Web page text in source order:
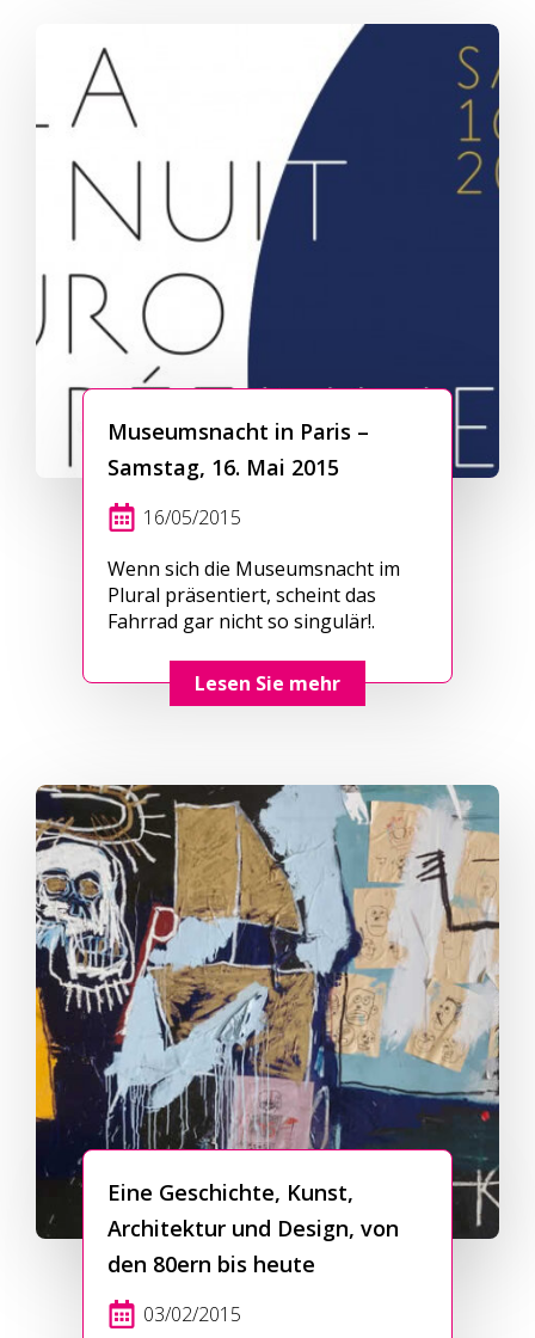
Museumsnacht in Paris –
Samstag, 16. Mai 2015
16/05/2015
Wenn sich die Museumsnacht im
Plural präsentiert, scheint das
Fahrrad gar nicht so singulär!.
Lesen Sie mehr
Eine Geschichte, Kunst,
Architektur und Design, von
den 80ern bis heute
03/02/2015